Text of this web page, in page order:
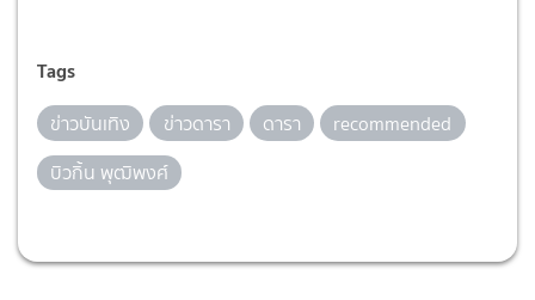
Tags
ข่าวบันเทิง ข่าวดารา ดารา
recommended
บิวกิ้น พุฒิพงศ์